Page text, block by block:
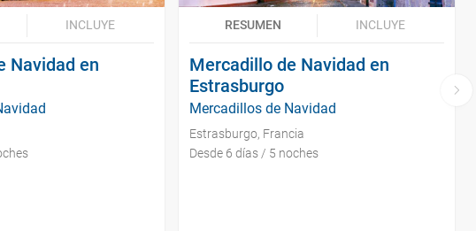
INCLUYE
Navidad en
RESUMEN INCLUYE
Mercadillo de Navidad en
Estrasburgo
Mercadillos de Navidad
Estrasburgo, Francia
Desde 6 días / 5 noches